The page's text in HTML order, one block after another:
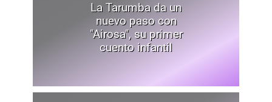
La Tarumba da un
nuevo paso con
"Airosa", su primer
cuento infantil